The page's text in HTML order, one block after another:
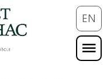
EN